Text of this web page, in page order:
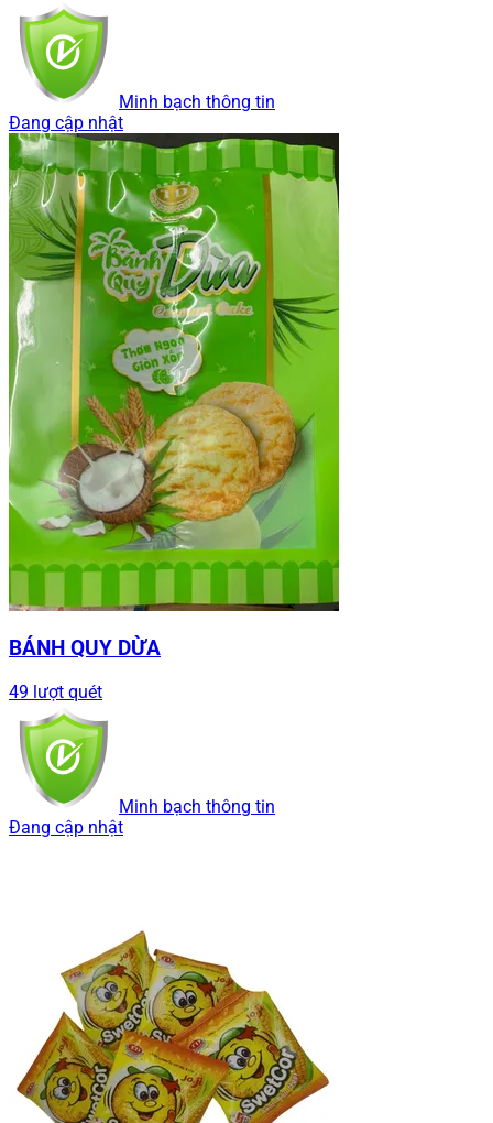
Minh bạch thông tin
Đang cập nhật
BÁNH QUY DỪA
49 lượt quét
Minh bạch thông tin
Đang cập nhật